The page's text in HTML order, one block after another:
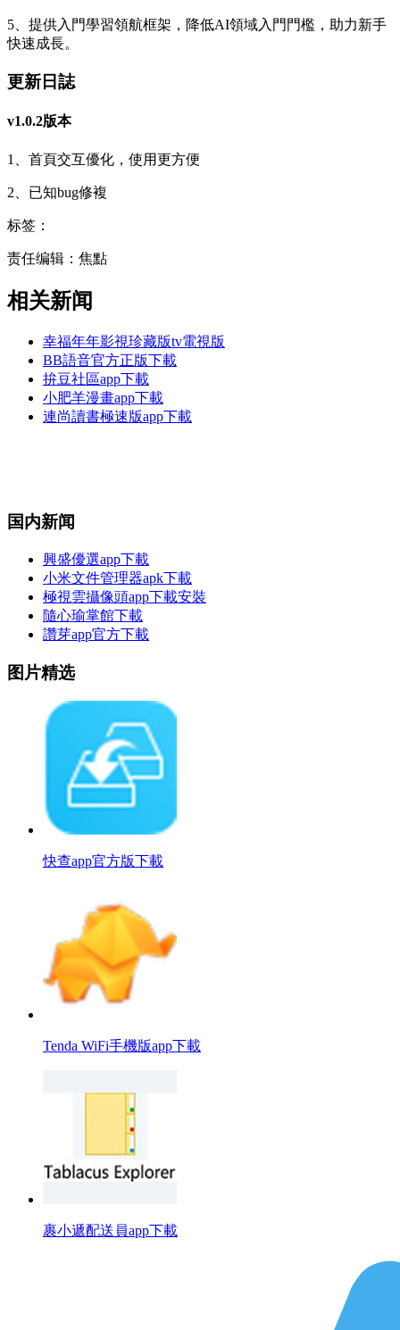
5、提供入門學習領航框架，降低AI領域入門門檻，助力新手
快速成長。
更新日誌
v1.0.2版本
1、首頁交互優化，使用更方便
2、已知bug修複
标签：
责任编辑：焦點
相关新闻
幸福年年影視珍藏版tv電視版
BB語音官方正版下載
拚豆社區app下載
小肥羊漫畫app下載
連尚讀書極速版app下載
国内新闻
興盛優選app下載
小米文件管理器apk下載
極視雲攝像頭app下載安裝
隨心瑜掌館下載
讚芽app官方下載
图片精选
快查app官方版下載
Tenda WiFi手機版app下載
裹小遞配送員app下載